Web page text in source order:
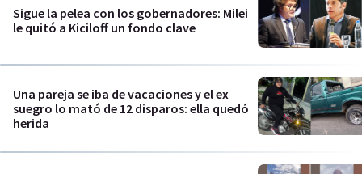
Sigue la pelea con los gobernadores: Milei
le quitó a Kiciloff un fondo clave
Una pareja se iba de vacaciones y el ex
suegro lo mató de 12 disparos: ella quedó
herida